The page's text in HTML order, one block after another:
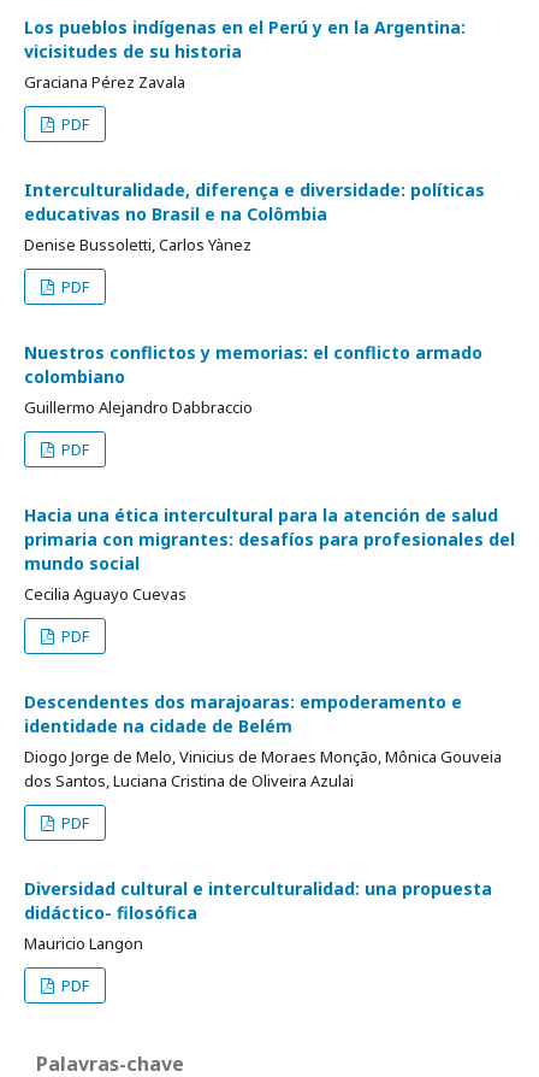
Los pueblos indígenas en el Perú y en la Argentina:
vicisitudes de su historia
Graciana Pérez Zavala
PDF
Interculturalidade, diferença e diversidade: políticas
educativas no Brasil e na Colômbia
Denise Bussoletti, Carlos Yànez
PDF
Nuestros conflictos y memorias: el conflicto armado
colombiano
Guillermo Alejandro Dabbraccio
PDF
Hacia una ética intercultural para la atención de salud
primaria con migrantes: desafíos para profesionales del
mundo social
Cecilia Aguayo Cuevas
PDF
Descendentes dos marajoaras: empoderamento e
identidade na cidade de Belém
Diogo Jorge de Melo, Vinicius de Moraes Monção, Mônica Gouveia
dos Santos, Luciana Cristina de Oliveira Azulai
PDF
Diversidad cultural e interculturalidad: una propuesta
didáctico- filosófica
Mauricio Langon
PDF
Palavras-chave